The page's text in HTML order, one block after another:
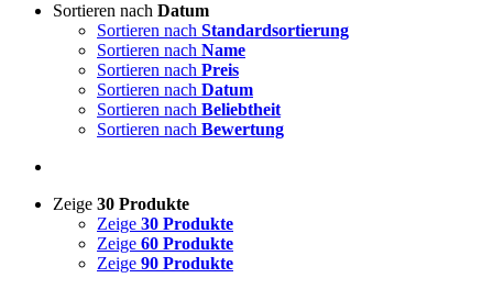
Sortieren nach Datum
Sortieren nach Standardsortierung
Sortieren nach Name
Sortieren nach Preis
Sortieren nach Datum
Sortieren nach Beliebtheit
Sortieren nach Bewertung
Zeige 30 Produkte
Zeige 30 Produkte
Zeige 60 Produkte
Zeige 90 Produkte